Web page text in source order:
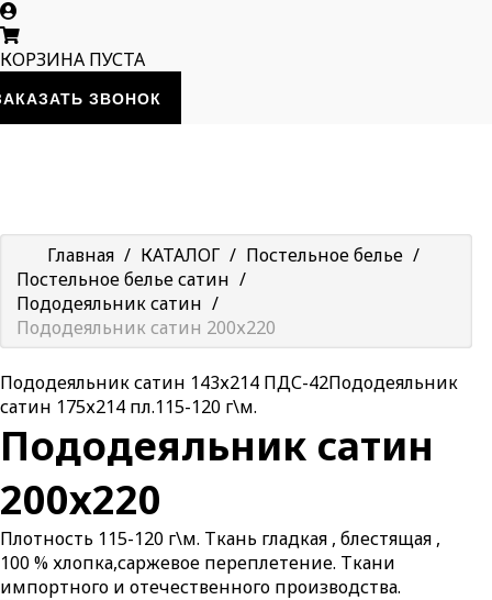
КОРЗИНА ПУСТА
ЗВОНОК
Главная / КАТАЛОГ / Постельное белье /
Постельное белье сатин /
Пододеяльник сатин /
Пододеяльник сатин 200х220
Пододеяльник сатин 143х214 ПДС-42Пододеяльник
сатин 175х214 пл.115-120 г\м.
Пододеяльник сатин
200х220
Плотность 115-120 г\м. Ткань гладкая , блестящая ,
100 % хлопка,саржевое переплетение. Ткани
импортного и отечественного производства.